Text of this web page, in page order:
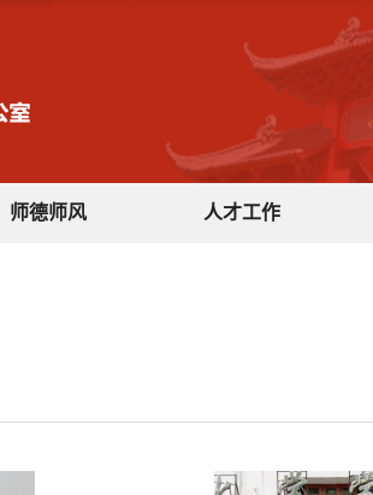
师德师风 人才工作